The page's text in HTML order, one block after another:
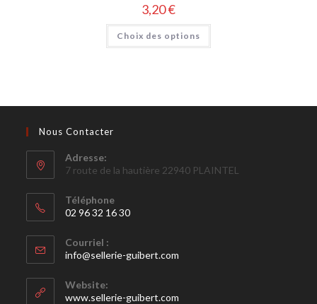
3,20€
Choix des options
Nous Contacter
Adresse:
7 route de la hautière 22940 PLAINTEL
Téléphone
02 96 32 16 30
Courriel :
info@sellerie-guibert.com
Website:
www.sellerie-guibert.com